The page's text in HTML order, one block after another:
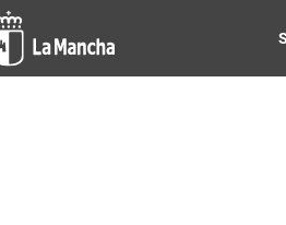
región de